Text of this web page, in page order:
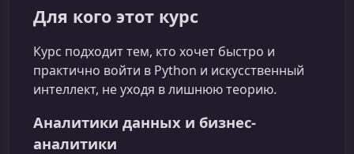
Для кого этот курс
Курс подходит тем, кто хочет быстро и
практично войти в Python и искусственный
интеллект, не уходя в лишнюю теорию.
Аналитики данных и бизнес-
аналитики